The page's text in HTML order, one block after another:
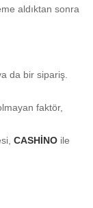
aldıktan sonra
da bir sipariş.
faktör,
CASHİNO ile